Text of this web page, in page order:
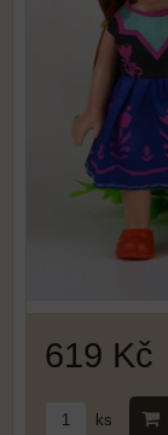
619 Kč
ks